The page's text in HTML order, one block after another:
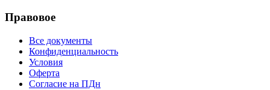
Правовое
Все документы
Конфиденциальность
Условия
Оферта
Согласие на ПДн